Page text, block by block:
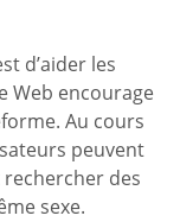
d’aider les
Web encourage
Au cours
peuvent
des
sexe.